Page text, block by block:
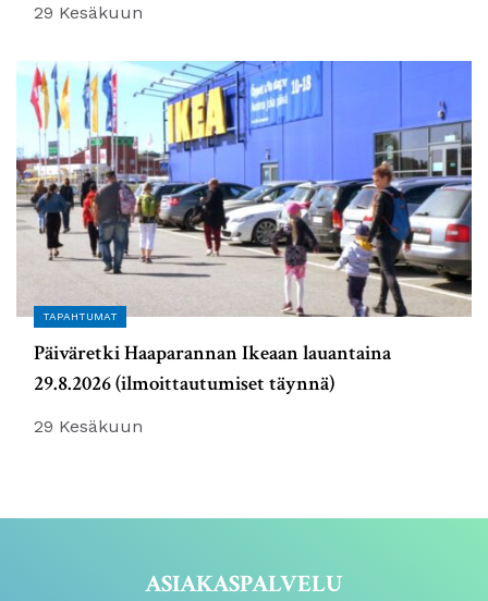
29 Kesäkuun
TAPAHTUMAT
Päiväretki Haaparannan Ikeaan lauantaina
29.8.2026 (ilmoittautumiset täynnä)
29 Kesäkuun
ASIAKASPALVELU